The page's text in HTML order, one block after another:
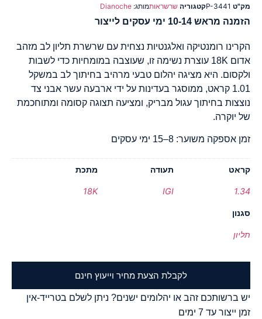
מק"ט P-3441קטגוריה שרשראותמותג: Dianoche
הזמנה מראש 10-14 ימי עסקים לייצור
הקרינו רומנטיקה ואלגנטיות נצחית עם שרשרת תליון לב מזהב
אדום 18K עוצרת נשימה זו, שעוצבה במומחיות כדי לשבות
ולקסום. היא מציגה יהלום טבעי מרהיב בחיתוך לב במשקל
1.01 קראט, ממוסגר בעדינות על ידי ארבעה עשר אבני צד
נוצצות בחיתוך עגול מבריק, ומציעה תצוגה קסומה ומתוחכמת
של יוקרה.
זמן אספקה משוער: 8–15 ימי עסקים
קראט
1.34
תעודה
IGI
מתכת
18K
סגנון
תליון
לקבלת הצעת מחיר וייעוץ חינם
יש ברשותכם זהב או יהלומים ישנים? ניתן לשלם בטרייד-אין
זמן ייצור עד 7 ימים